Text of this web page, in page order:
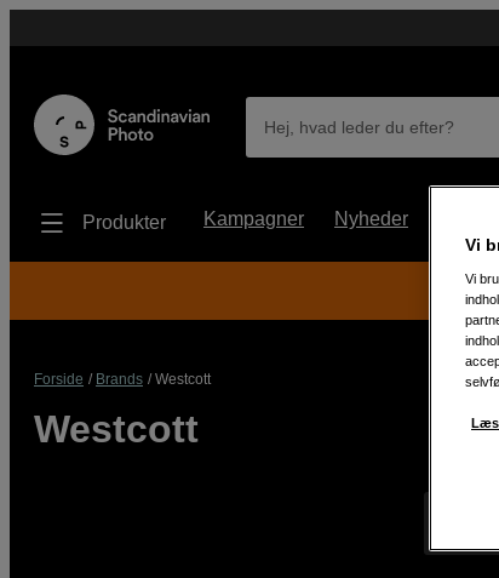
Hej, hvad leder du efter?
Produkter Kampagner Nyheder
Forside Brands Westcott
Westcott
Vi
Vi
Læs